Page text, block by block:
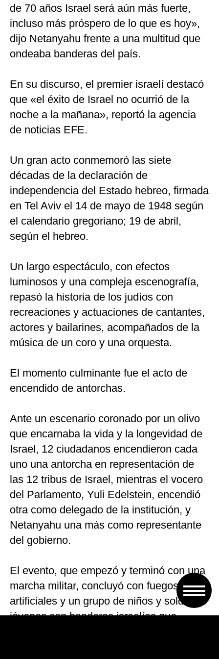
de 70 años Israel será aún más fuerte,
incluso más próspero de lo que es hoy»,
dijo Netanyahu frente a una multitud que
ondeaba banderas del país.
En su discurso, el premier israelí destacó
que «el éxito de Israel no ocurrió de la
noche a la mañana», reportó la agencia
de noticias EFE.
Un gran acto conmemoró las siete
décadas de la declaración de
independencia del Estado hebreo, firmada
en Tel Aviv el 14 de mayo de 1948 según
el calendario gregoriano; 19 de abril,
según el hebreo.
Un largo espectáculo, con efectos
luminosos y una compleja escenografía,
repasó la historia de los judíos con
recreaciones y actuaciones de cantantes,
actores y bailarines, acompañados de la
música de un coro y una orquesta.
El momento culminante fue el acto de
encendido de antorchas.
Ante un escenario coronado por un olivo
que encarnaba la vida y la longevidad de
Israel, 12 ciudadanos encendieron cada
uno una antorcha en representación de
las 12 tribus de Israel, mientras el vocero
del Parlamento, Yuli Edelstein, encendió
otra como delegado de la institución, y
Netanyahu una más como representante
del gobierno.
El evento, que empezó y terminó con una
marcha militar, concluyó con fuegos
artificiales y un grupo de niños y soldados
jóvenes con banderas israelíes que